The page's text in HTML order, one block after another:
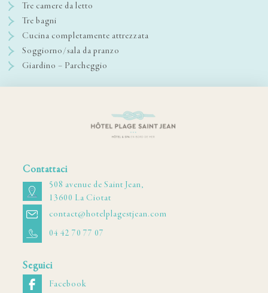
Tre camere da letto
Tre bagni
Cucina completamente attrezzata
Soggiorno/sala da pranzo
Giardino – Parcheggio
Contattaci
508 avenue de Saint Jean,
13600 La Ciotat
contact@hotelplagestjean.com
04 42 70 77 07
Seguici
Facebook